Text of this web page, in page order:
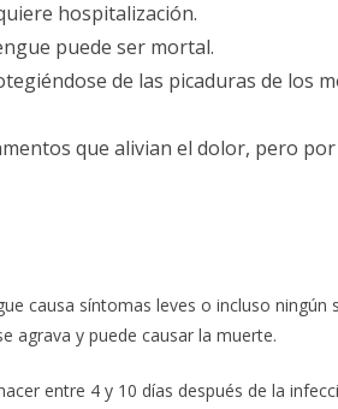
hospitalización.
puede ser mortal.
de las picaduras de los
que alivian el dolor, pero
causa síntomas leves o incluso
agrava y puede causar la muerte.
entre 4 y 10 días después de la